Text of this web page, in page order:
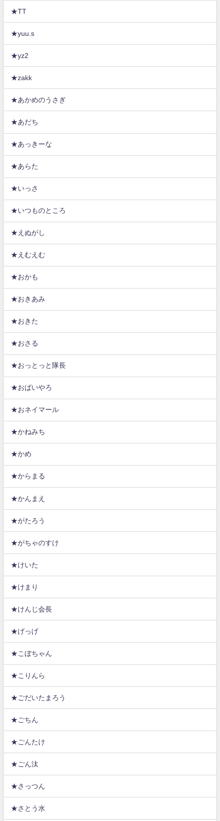
★TT
★yuu.s
★yz2
★zakk
★あかめのうさぎ
★あだち
★あっきーな
★あらた
★いっさ
★いつものところ
★えぬがし
★えむえむ
★おかも
★おきあみ
★おきた
★おさる
★おっとっと隊長
★おぱいやろ
★おネイマール
★かねみち
★かめ
★からまる
★かんまえ
★がたろう
★がちゃのすけ
★けいた
★けまり
★けんじ会長
★げっげ
★こぼちゃん
★こりんら
★ごだいたまろう
★ごちん
★ごんたけ
★ごん汰
★さっつん
★さとう水